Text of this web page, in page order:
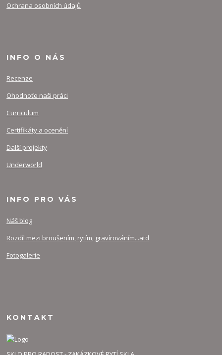
Ochrana osobních údajů
INFO O NÁS
Recenze
Ohodnoťe naši práci
Curriculum
Certifikáty a ocenění
Další projekty
Underworld
INFO PRO VÁS
Náš blog
Rozdíl mezi broušením, rytím, gravírováním...atd
Fotogalerie
KONTAKT